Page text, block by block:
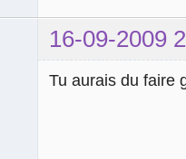
16-09-2009
Tu aurais du faire